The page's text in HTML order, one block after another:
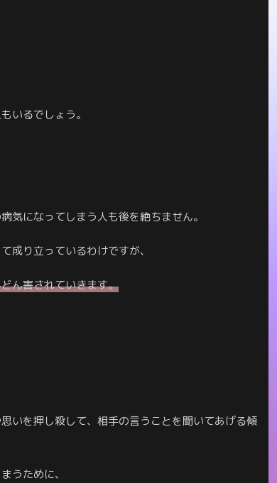
いるでしょう。
気になってしまう人も後を絶ちません。
成り立っているわけですが、
ん害されていきます。
いを押し殺して、相手の言うことを聞いてあげる傾
うために、